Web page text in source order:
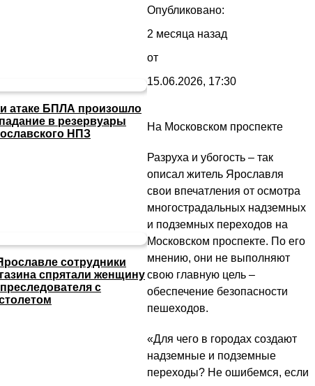
атаке БПЛА произошло
в резервуары
НПЗ
сотрудники
спрятали женщину
с
Опубликовано:
2 месяца назад
от
15.06.2026, 17:30
На Московском проспекте
Разруха и убогость – так
описал житель Ярославля
свои впечатления от осмотра
многострадальных надземных
и подземных переходов на
Московском проспекте. По его
мнению, они не выполняют
свою главную цель –
обеспечение безопасности
пешеходов.
«Для чего в городах создают
надземные и подземные
переходы? Не ошибемся, если